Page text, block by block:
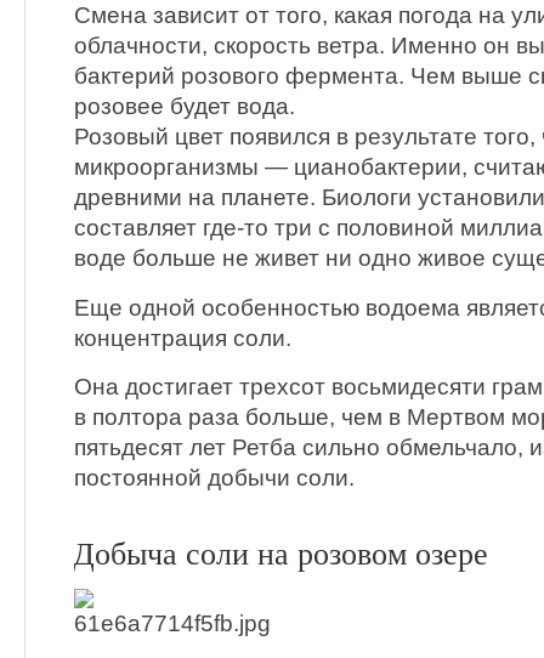
Смена зависит от того, какая погода на
облачности, скорость ветра. Именно он
бактерий розового фермента. Чем выше
розовее будет вода.
Розовый цвет появился в результате
микроорганизмы — цианобактерии,
древними на планете. Биологи
составляет где-то три с половиной
воде больше не живет ни одно живое
Еще одной особенностью водоема
концентрация соли.
Она достигает трехсот восьмидесяти
в полтора раза больше, чем в Мертвом
пятьдесят лет Ретба сильно обмельчало,
постоянной добычи соли.
Добыча соли на розовом озере